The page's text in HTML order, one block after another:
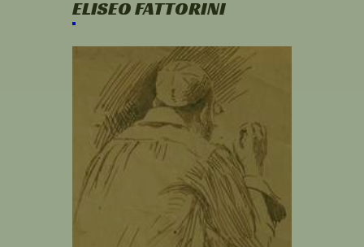
ELISEO FATTORINI